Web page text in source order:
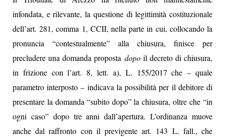
infondata, e rilevante, la questione di legittimità costituzionale
dell’art. 281, comma 1, CCII, nella parte in cui, collocando la
pronuncia “contestualmente” alla chiusura, finisce per
precludere una domanda proposta dopoil decreto di chiusura,
in frizione con l’art. 8, lett. a), L. 155/2017 che – quale
parametro interposto – indicava la possibilità per il debitore di
presentare la domanda “subito dopo” la chiusura, oltre che “in
ogni caso” dopo tre anni dall’apertura. L’ordinanza muove
anche dal raffronto con il previgente art. 143 L. fall., che